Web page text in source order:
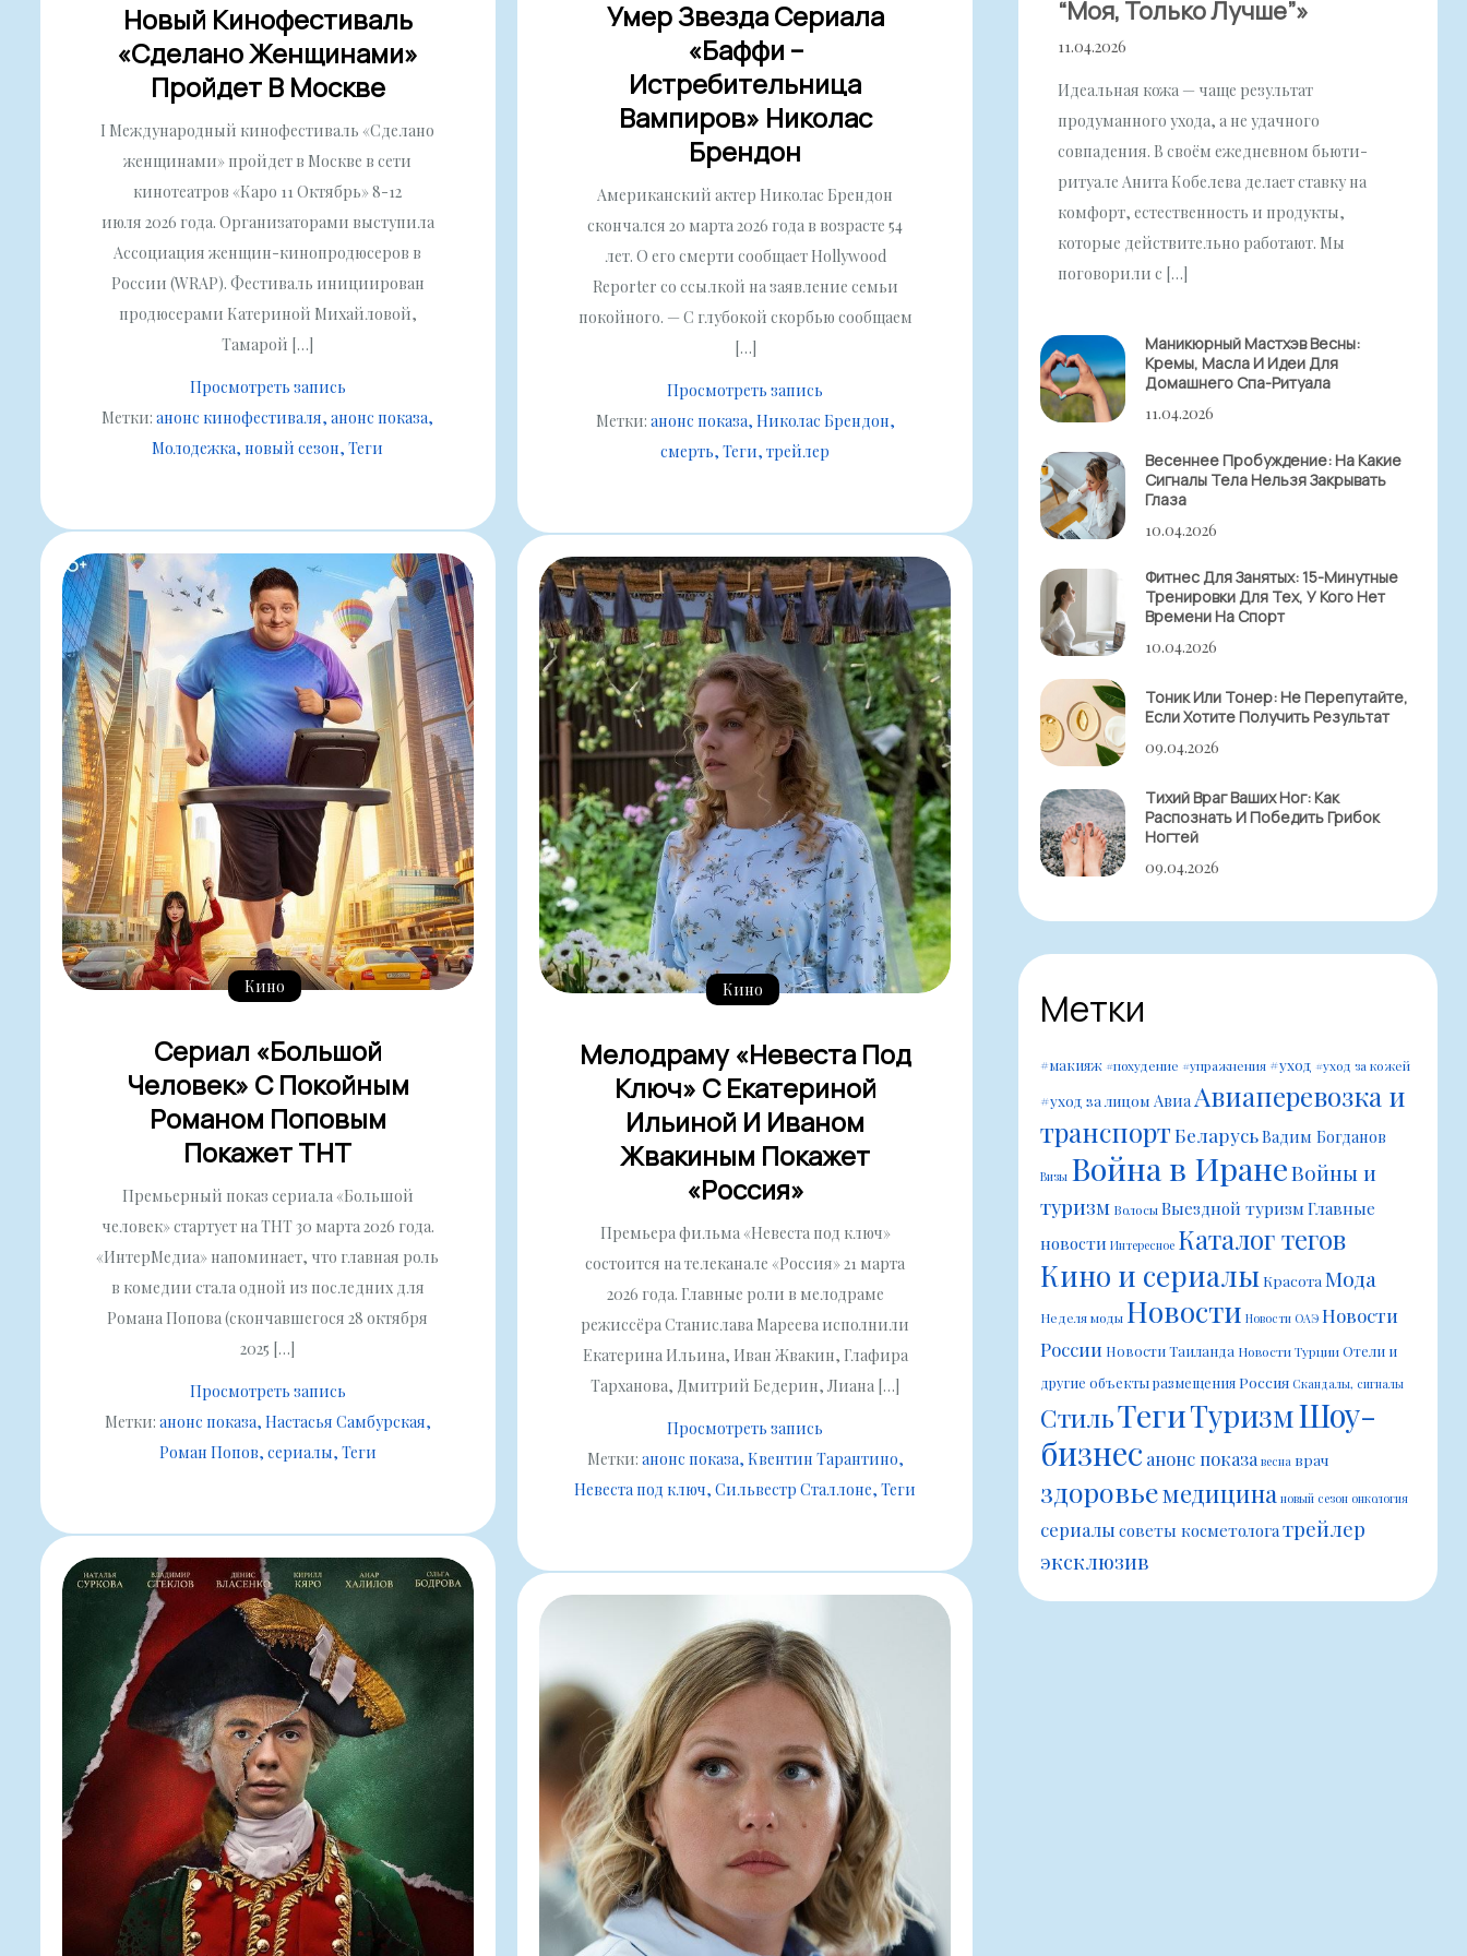
Умер Звезда Сериала
«Баффи –
Истребительница
Вампиров» Николас
Брендон
Американский актер Николас Брендон
скончался 20 марта 2026 года в возрасте 54
лет. О его смерти сообщает Hollywood
Reporter со ссылкой на заявление семьи
покойного. — С глубокой скорбью сообщаем
[…]
Просмотреть запись
Метки: анонс показа Николас Брендон
смерть Теги трейлер
Новый Кинофестиваль
«Сделано Женщинами»
Пройдет В Москве
I Международный кинофестиваль «Сделано
женщинами» пройдет в Москве в сети
кинотеатров «Каро 11 Октябрь» 8-12
июля 2026 года. Организаторами выступила
Ассоциация женщин-кинопродюсеров в
России (WRAP). Фестиваль инициирован
продюсерами Катериной Михайловой,
Тамарой […]
Просмотреть запись
Метки:анонс кинофестиваля анонс показа
Молодежка новый сезон Теги
Кино
Сериал «Большой
Человек» С Покойным
Романом Поповым
Покажет ТНТ
Премьерный показ сериала «Большой
человек» стартует на ТНТ 30 марта 2026 года.
«ИнтерМедиа» напоминает, что главная роль
в комедии стала одной из последних для
Романа Попова (скончавшегося 28 октября
2025 […]
Просмотреть запись
Метки: анонс показа Настасья Самбурская
Роман Попов сериалы Теги
Кино
Мелодраму «Невеста Под
Ключ» С Екатериной
Ильиной И Иваном
Жвакиным Покажет
«Россия»
Премьера фильма «Невеста под ключ»
состоится на телеканале «Россия» 21 марта
2026 года. Главные роли в мелодраме
режиссёра Станислава Мареева исполнили
Екатерина Ильина, Иван Жвакин, Глафира
Тарханова, Дмитрий Бедерин, Лиана […]
Просмотреть запись
Метки: анонс показа Квентин Тарантино
Невеста под ключ Сильвестр Сталлоне Теги
“моя, Только Лучше”»
11.04.2026
Идеальная кожа — чаще результат
продуманного ухода, а не удачного
совпадения. В своём ежедневном бьюти-
ритуале Анита Кобелева делает ставку на
комфорт, естественность и продукты,
которые действительно работают. Мы
поговорили с […]
Маникюрный Мастхэв Весны:
Кремы, Масла И Идеи Для
Домашнего Спа-Ритуала
11.04.2026
Весеннее Пробуждение: На Какие
Сигналы Тела Нельзя Закрывать
Глаза
10.04.2026
Фитнес Для Занятых: 15-Минутные
Тренировки Для Тех, У Кого Нет
Времени На Спорт
10.04.2026
Тоник Или Тонер: Не Перепутайте,
Если Хотите Получить Результат
09.04.2026
Тихий Враг Ваших Ног: Как
Распознать И Победить Грибок
Ногтей
09.04.2026
Метки
#макияж #похудение #упражнения #уход #уход за кожей
#уход за лицом Авиа Авиаперевозка и
транспортБеларусьВадим Богданов
Визы Война в ИранеВойны и
туризм ВолосыВыездной туризмГлавные
новости Интересное Каталог тегов
Кино и сериалыКрасота Мода
Неделя моды Новости Новости ОАЭ Новости
России Новости Таиланда Новости ТурцииОтели и
другие объекты размещенияРоссия Скандалы, сигналы
СтильТегиТуризмШоу-
бизнес анонс показа весна врач
здоровьемедицина новый сезон онкология
сериалы советы косметологатрейлер
эксклюзив